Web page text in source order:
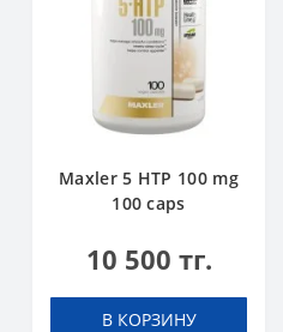
Maxler 5 HTP 100 mg
100 caps
10 500 тг.
В КОРЗИНУ